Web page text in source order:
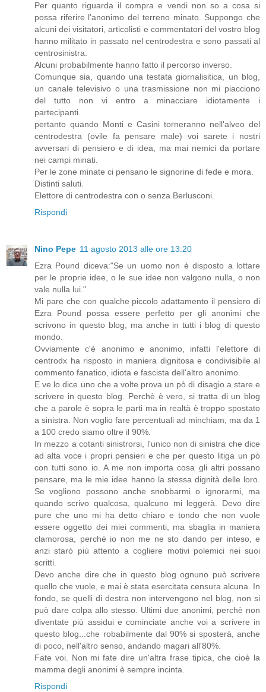
Per quanto riguarda il compra e vendi non so a cosa si
possa riferire l'anonimo del terreno minato. Suppongo che
alcuni dei visitatori, articolisti e commentatori del vostro blog
hanno militato in passato nel centrodestra e sono passati al
centrosinistra.
Alcuni probabilmente hanno fatto il percorso inverso.
Comunque sia, quando una testata giornalisitica, un blog,
un canale televisivo o una trasmissione non mi piacciono
del tutto non vi entro a minacciare idiotamente i
partecipanti.
pertanto quando Monti e Casini torneranno nell'alveo del
centrodestra (ovile fa pensare male) voi sarete i nostri
avversari di pensiero e di idea, ma mai nemici da portare
nei campi minati.
Per le zone minate ci pensano le signorine di fede e mora.
Distinti saluti.
Elettore di centrodestra con o senza Berlusconi.
Rispondi
Nino Pepe 11 agosto 2013 alle ore 13:20
Ezra Pound diceva:"Se un uomo non è disposto a lottare
per le proprie idee, o le sue idee non valgono nulla, o non
vale nulla lui."
Mi pare che con qualche piccolo adattamento il pensiero di
Ezra Pound possa essere perfetto per gli anonimi che
scrivono in questo blog, ma anche in tutti i blog di questo
mondo.
Ovviamente c'è anonimo e anonimo, infatti l'elettore di
centrodx ha risposto in maniera dignitosa e condivisibile al
commento fanatico, idiota e fascista dell'altro anonimo.
E ve lo dice uno che a volte prova un pò di disagio a stare e
scrivere in questo blog. Perchè è vero, si tratta di un blog
che a parole è sopra le parti ma in realtà è troppo spostato
a sinistra. Non voglio fare percentuali ad minchiam, ma da 1
a 100 credo siamo oltre il 90%.
In mezzo a cotanti sinistrorsi, l'unico non di sinistra che dice
ad alta voce i propri pensieri e che per questo litiga un pò
con tutti sono io. A me non importa cosa gli altri possano
pensare, ma le mie idee hanno la stessa dignità delle loro.
Se vogliono possono anche snobbarmi o ignorarmi, ma
quando scrivo qualcosa, qualcuno mi leggerà. Devo dire
pure che uno mi ha detto chiaro e tondo che non vuole
essere oggetto dei miei commenti, ma sbaglia in maniera
clamorosa, perchè io non me ne sto dando per inteso, e
anzi starò più attento a cogliere motivi polemici nei suoi
scritti.
Devo anche dire che in questo blog ognuno può scrivere
quello che vuole, e mai è stata esercitata censura alcuna. In
fondo, se quelli di destra non intervengono nel blog, non si
può dare colpa allo stesso. Ultimi due anonimi, perchè non
diventate più assidui e cominciate anche voi a scrivere in
questo blog...che robabilmente dal 90% si sposterà, anche
di poco, nell'altro senso, andando magari all'80%.
Fate voi. Non mi fate dire un'altra frase tipica, che cioè la
mamma degli anonimi è sempre incinta.
Rispondi